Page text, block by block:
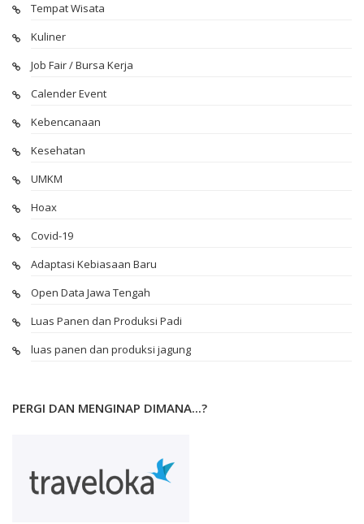
Tempat Wisata
Kuliner
Job Fair / Bursa Kerja
Calender Event
Kebencanaan
Kesehatan
UMKM
Hoax
Covid-19
Adaptasi Kebiasaan Baru
Open Data Jawa Tengah
Luas Panen dan Produksi Padi
luas panen dan produksi jagung
PERGI DAN MENGINAP DIMANA...?